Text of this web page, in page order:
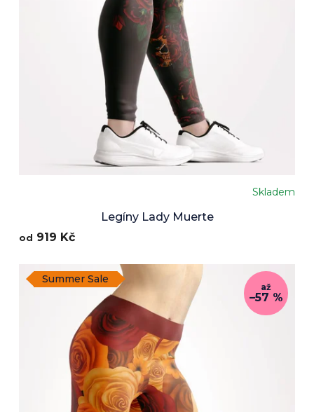
Legíny Lady Muerte
Skladem
od 919 Kč
Summer Sale
až
–57 %